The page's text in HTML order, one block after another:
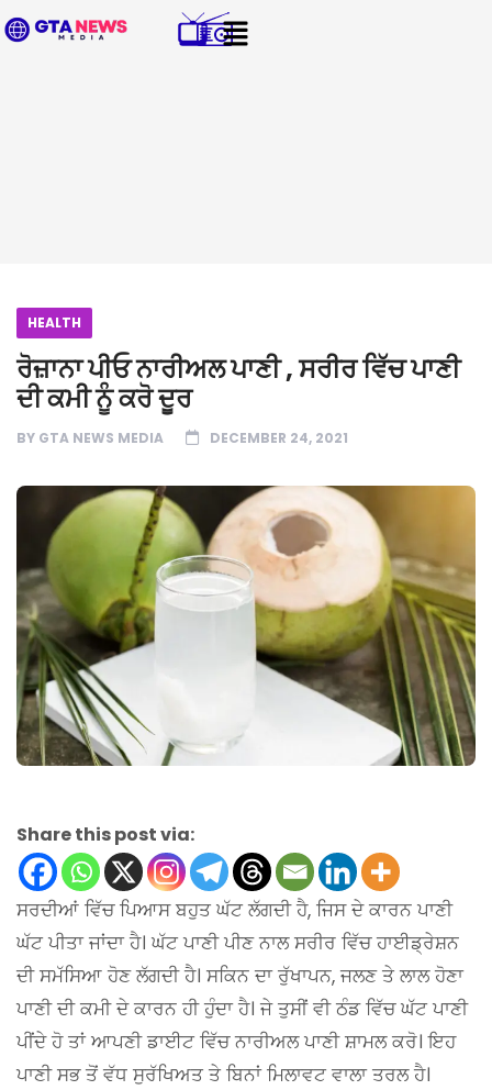
HEALTH
ਰੋਜ਼ਾਨਾ ਪੀਓ ਨਾਰੀਅਲ ਪਾਣੀ , ਸਰੀਰ ਵਿੱਚ ਪਾਣੀ
ਦੀ ਕਮੀ ਨੂੰ ਕਰੋ ਦੂਰ
BY GTA NEWS MEDIA DECEMBER 24, 2021
Share this post via:
ਸਰਦੀਆਂ ਵਿੱਚ ਪਿਆਸ ਬਹੁਤ ਘੱਟ ਲੱਗਦੀ ਹੈ, ਜਿਸ ਦੇ ਕਾਰਨ ਪਾਣੀ
ਘੱਟ ਪੀਤਾ ਜਾਂਦਾ ਹੈ। ਘੱਟ ਪਾਣੀ ਪੀਣ ਨਾਲ ਸਰੀਰ ਵਿੱਚ ਹਾਈਡ੍ਰੇਸ਼ਨ
ਦੀ ਸਮੱਸਿਆ ਹੋਣ ਲੱਗਦੀ ਹੈ। ਸਕਿਨ ਦਾ ਰੁੱਖਾਪਨ, ਜਲਣ ਤੇ ਲਾਲ ਹੋਣਾ
ਪਾਣੀ ਦੀ ਕਮੀ ਦੇ ਕਾਰਨ ਹੀ ਹੁੰਦਾ ਹੈ। ਜੇ ਤੁਸੀਂ ਵੀ ਠੰਡ ਵਿੱਚ ਘੱਟ ਪਾਣੀ
ਪੀਂਦੇ ਹੋ ਤਾਂ ਆਪਣੀ ਡਾਈਟ ਵਿੱਚ ਨਾਰੀਅਲ ਪਾਣੀ ਸ਼ਾਮਲ ਕਰੋ। ਇਹ
ਪਾਣੀ ਸਭ ਤੋਂ ਵੱਧ ਸੁਰੱਖਿਅਤ ਤੇ ਬਿਨਾਂ ਮਿਲਾਵਟ ਵਾਲਾ ਤਰਲ ਹੈ।